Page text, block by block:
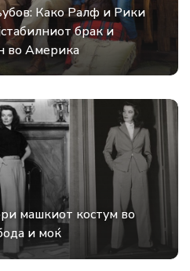
Како Ралф и Рики
брак и
во Америка
машкиот костум во
и моќ